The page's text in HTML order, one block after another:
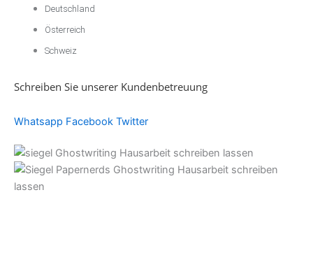
Deutschland
Österreich
Schweiz
Schreiben Sie unserer Kundenbetreuung
Whatsapp Facebook Twitter